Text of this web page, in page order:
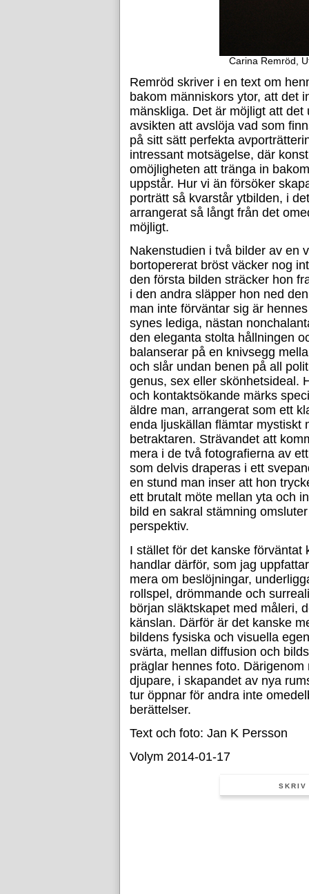
Carina Remröd,
Remröd skriver i en text om
bakom människors ytor, att det
mänskliga. Det är möjligt att
avsikten att avslöja vad som
på sitt sätt perfekta
intressant motsägelse, där
omöjligheten att tränga in
uppstår. Hur vi än försöker
porträtt så kvarstår ytbilden, i
arrangerat så långt från det
möjligt.
Nakenstudien i två bilder av en
bortopererat bröst väcker nog
den första bilden sträcker hon
i den andra släpper hon ned
man inte förväntar sig är
synes lediga, nästan
den eleganta stolta hållningen
balanserar på en knivsegg
och slår undan benen på all
genus, sex eller skönhetsideal.
och kontaktsökande märks
äldre man, arrangerat som ett
enda ljuskällan flämtar mystiskt
betraktaren. Strävandet att
mera i de två fotografierna av
som delvis draperas i ett
en stund man inser att hon
ett brutalt möte mellan yta och
bild en sakral stämning
perspektiv.
I stället för det kanske förväntat
handlar därför, som jag
mera om beslöjningar,
rollspel, drömmande och
början släktskapet med måleri,
känslan. Därför är det kanske
bildens fysiska och visuella
svärta, mellan diffusion och
präglar hennes foto.
djupare, i skapandet av nya
tur öppnar för andra inte
berättelser.
Text och foto: Jan K Persson
Volym 2014-01-17
SKRIV